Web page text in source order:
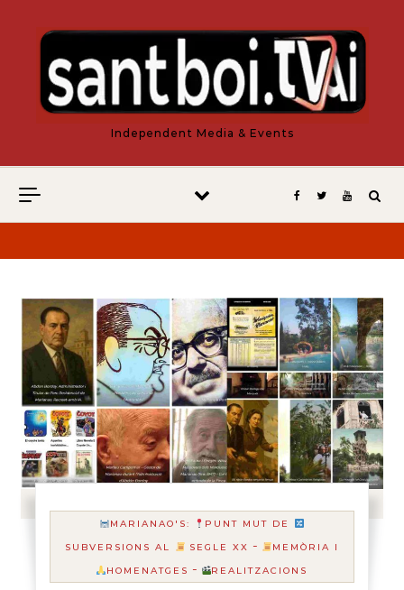
Independent Media & Events
MARIANAO'S:
PUNT MUT DE
SUBVERSIONS AL
SEGLE XX -
MEMÒRIA I
HOMENATGES - REALITZACIONS